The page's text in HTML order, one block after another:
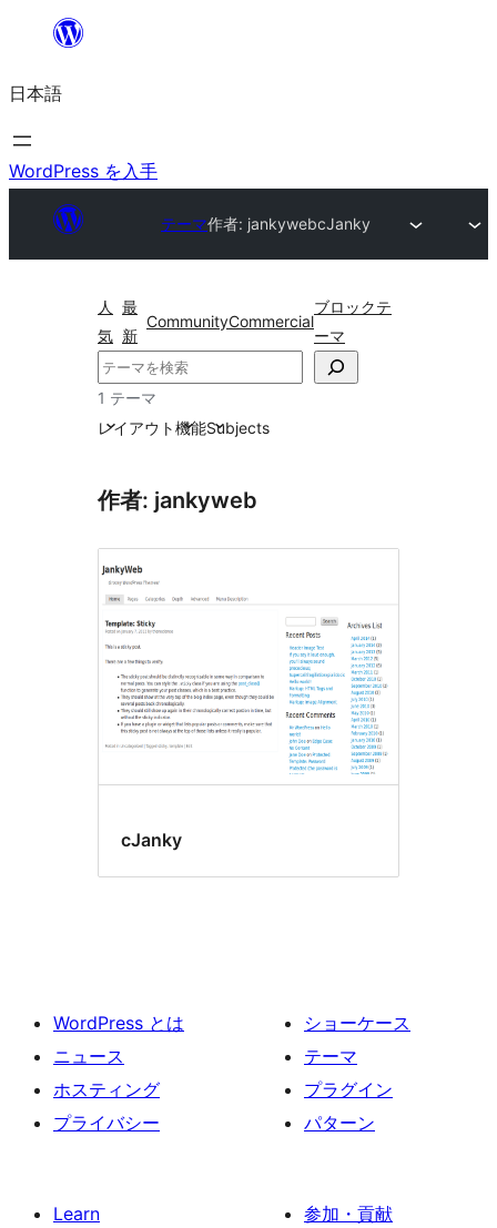
を
ス
キ
日本語
WordPress を入手
テーマ作者: jankywebcJanky
人
気
最
新
CommunityCommercial
ブロックテ
ーマ
検
索
1 テーマ
レイアウト機能Subjects
作者: jankyweb
cJanky
WordPress とは
ニュース
ホスティング
プライバシー
ショーケース
テーマ
プラグイン
パターン
Learn
参加・貢献